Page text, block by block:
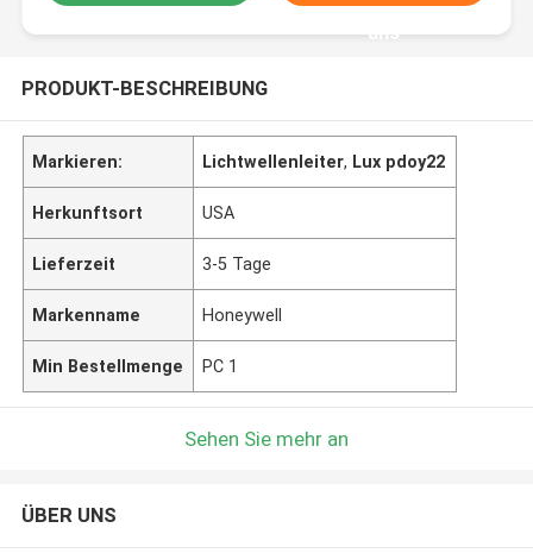
uns
PRODUKT-BESCHREIBUNG
Markieren: Lichtwellenleiter, Lux pdoy22
Herkunftsort USA
Lieferzeit 3-5 Tage
Markenname Honeywell
Min Bestellmenge PC 1
Sehen Sie mehr an
ÜBER UNS